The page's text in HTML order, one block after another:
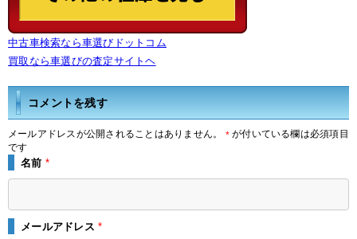
中古車検索なら車選びドットコム
買取なら車選びの査定サイトヘ
コメントを残す
メールアドレスが公開されることはありません。 *が付いている欄は必須項目
です
名前 *
メールアドレス*